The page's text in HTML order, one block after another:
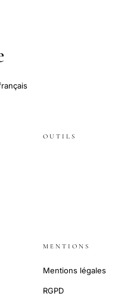
OUTILS
MENTIONS
Mentions légales
RGPD